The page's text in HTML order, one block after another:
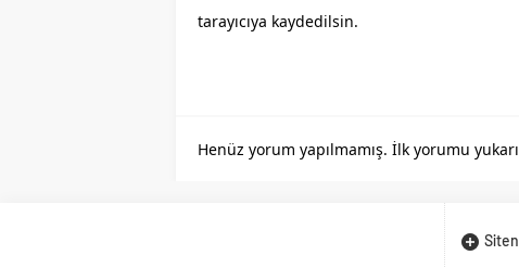
tarayıcıya kaydedilsin.
Henüz yorum yapılmamış. İlk yorumu